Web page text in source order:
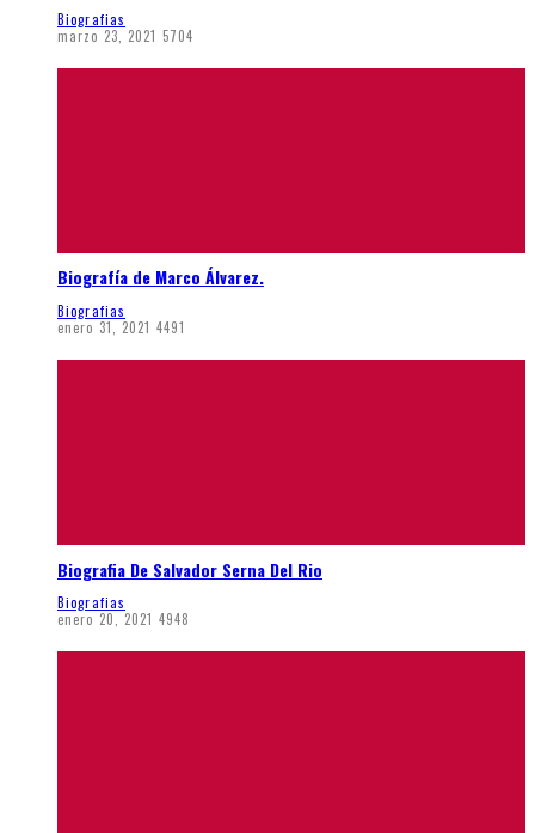
Biografias
marzo 23, 2021 5704
Biografía de Marco Álvarez.
Biografias
enero 31, 2021 4491
Biografia De Salvador Serna Del Rio
Biografias
enero 20, 2021 4948